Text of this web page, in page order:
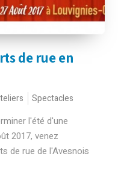
de rue en
Spectacles
l'été d'une
2017, venez
de rue de l'Avesnois